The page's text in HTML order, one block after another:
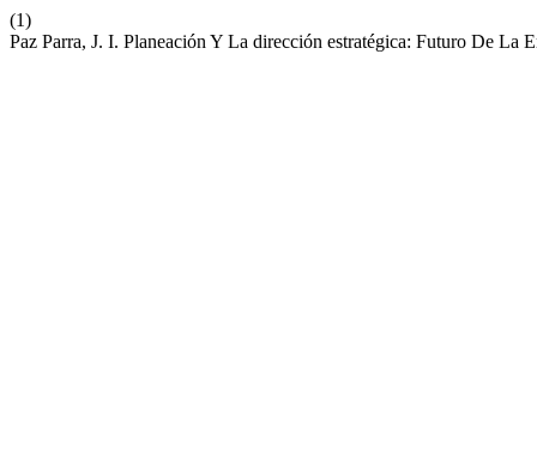
(1)
Paz Parra, J. I. Planeación Y La dirección estratégica: Futuro De La